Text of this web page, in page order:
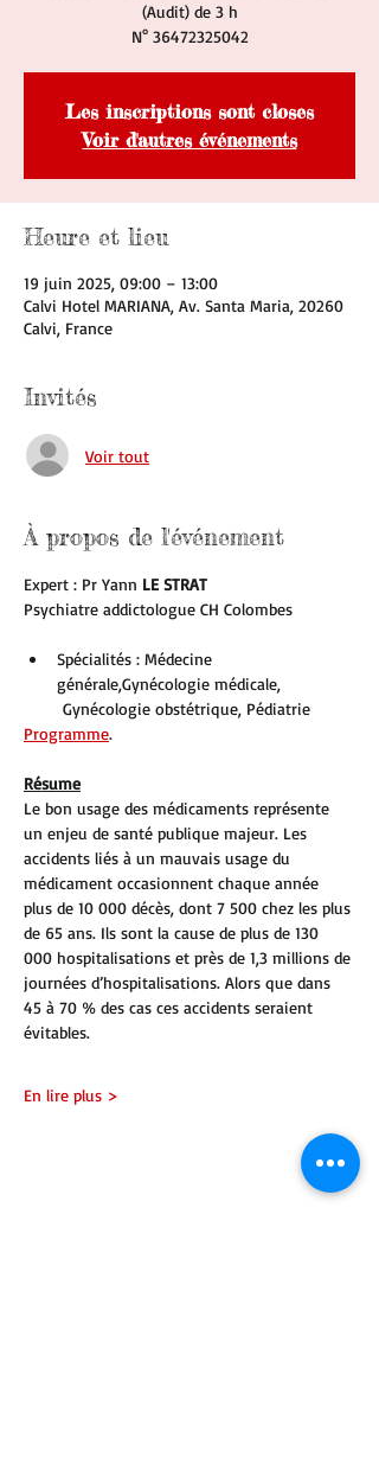
(Audit) de 3 h
N° 36472325042
Les inscriptions sont closes
Voir d'autres événements
Heure et lieu
19 juin 2025, 09:00 – 13:00
Calvi Hotel MARIANA, Av. Santa Maria, 20260
Calvi, France
Invités
Voir tout
À propos de l'événement
Expert : Pr Yann LE STRAT
Psychiatre addictologue CH Colombes
Spécialités : Médecine
générale,Gynécologie médicale,
Gynécologie obstétrique, Pédiatrie
Programme.
Résume
Le bon usage des médicaments représente
un enjeu de santé publique majeur. Les
accidents liés à un mauvais usage du
médicament occasionnent chaque année
plus de 10 000 décès, dont 7 500 chez les plus
de 65 ans. Ils sont la cause de plus de 130
000 hospitalisations et près de 1,3 millions de
journées d’hospitalisations. Alors que dans
45 à 70 % des cas ces accidents seraient
évitables.
En lire plus >